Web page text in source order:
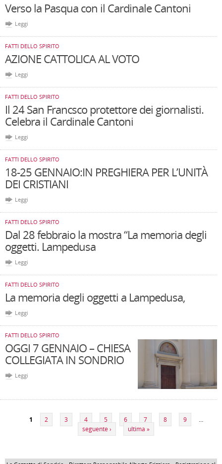
Verso la Pasqua con il Cardinale Cantoni
Leggi
FATTI DELLO SPIRITO
AZIONE CATTOLICA AL VOTO
Leggi
FATTI DELLO SPIRITO
Il 24 San Francsco protettore dei giornalisti.
Celebra il Cardinale Cantoni
Leggi
FATTI DELLO SPIRITO
18-25 GENNAIO:IN PREGHIERA PER L’UNITÀ
DEI CRISTIANI
Leggi
FATTI DELLO SPIRITO
Dal 28 febbraio la mostra “La memoria degli
oggetti. Lampedusa
Leggi
FATTI DELLO SPIRITO
La memoria degli oggetti a Lampedusa,
Leggi
FATTI DELLO SPIRITO
OGGI 7 GENNAIO – CHIESA
COLLEGIATA IN SONDRIO
Leggi
1 2 3 4 5 6 7 8 9
…
seguente ›
ultima »